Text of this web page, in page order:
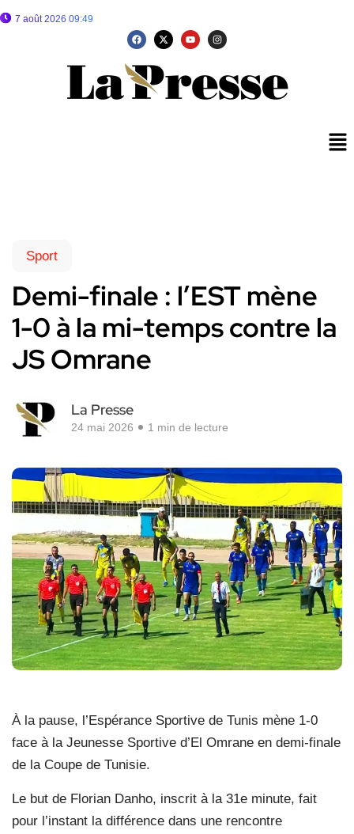
7 août 2026 09:49
Sport
Demi-finale : l’EST mène
1-0 à la mi-temps contre la
JS Omrane
La Presse
24 mai 2026 1 min de lecture
À la pause, l’Espérance Sportive de Tunis mène 1-0
face à la Jeunesse Sportive d’El Omrane en demi-finale
de la Coupe de Tunisie.
Le but de Florian Danho, inscrit à la 31e minute, fait
pour l’instant la différence dans une rencontre